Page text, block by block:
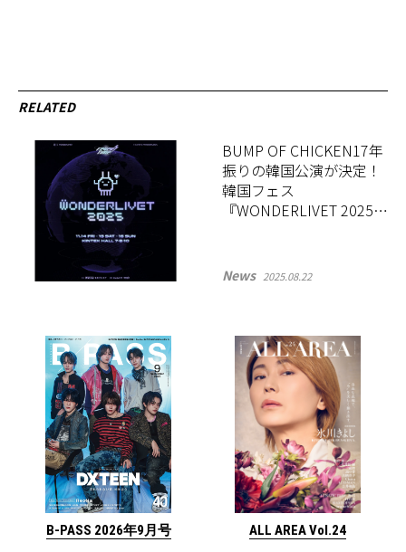
RELATED
BUMP OF CHICKEN17年
振りの韓国公演が決定！
韓国フェス
『WONDERLIVET 2025』
News 2025.08.22
B-PASS 2026年9月号 ALL AREA Vol.24